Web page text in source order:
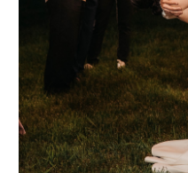
Политика обработки персональных данных